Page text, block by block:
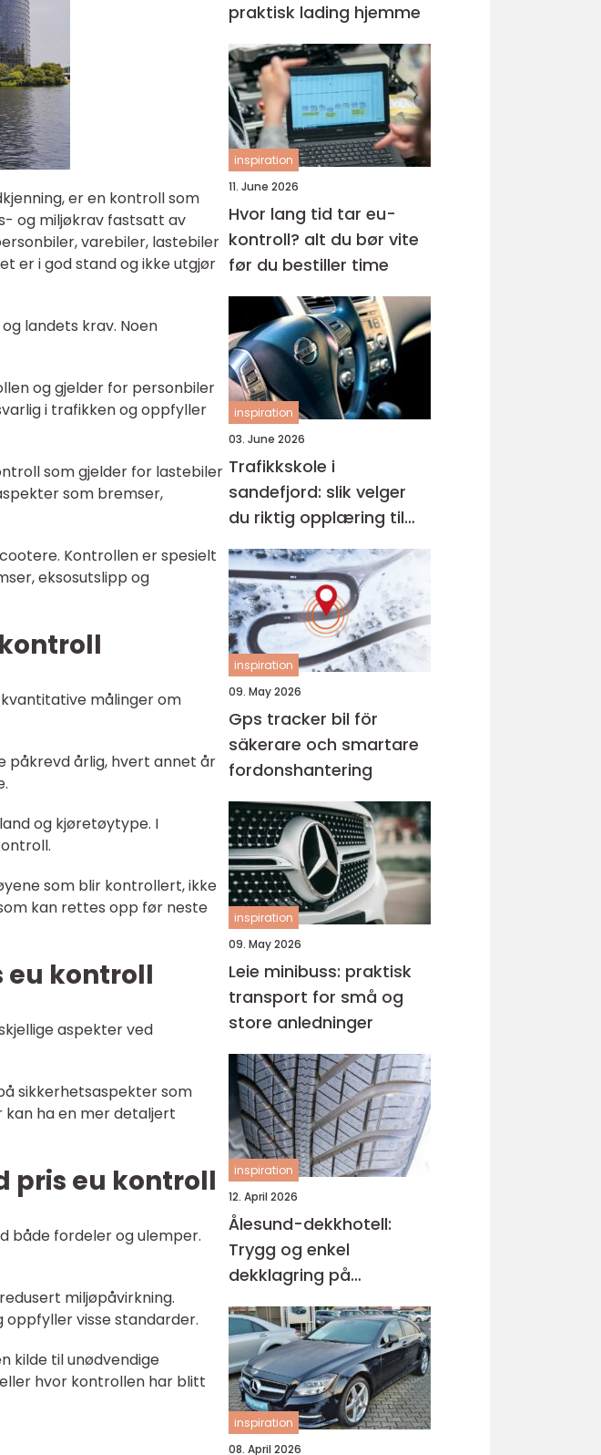
er en kontroll som
og miljøkrav fastsatt av
varebiler, lastebiler
er i god stand og ikke utgjør
landets krav. Noen
og gjelder for personbiler
i trafikken og oppfyller
som gjelder for lastebiler
som bremser,
Kontrollen er spesielt
eksosutslipp og
målinger om
påkrevd årlig, hvert annet år
og kjøretøytype. I
som blir kontrollert, ikke
kan rettes opp før neste
eu kontroll
aspekter ved
sikkerhetsaspekter som
ha en mer detaljert
pris eu kontroll
både fordeler og ulemper.
miljøpåvirkning.
visse standarder.
kilde til unødvendige
hvor kontrollen har blitt
praktisk lading hjemme
inspiration
11. June 2026
Hvor lang tid tar eu-
kontroll? alt du bør vite
før du bestiller time
inspiration
03. June 2026
Trafikkskole i
sandefjord: slik velger
du riktig opplæring til
førerkortet
inspiration
09. May 2026
Gps tracker bil för
säkerare och smartare
fordonshantering
inspiration
09. May 2026
Leie minibuss: praktisk
transport for små og
store anledninger
inspiration
12. April 2026
Ålesund-dekkhotell:
Trygg og enkel
dekklagring på
Sunnmøre
inspiration
08. April 2026